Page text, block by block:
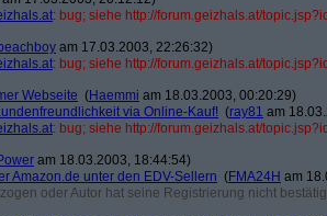
: bug; siehe http://forum.geizhals.at/
beachboy am 17.03.2003, 22:26:32)
: bug; siehe http://forum.geizhals.at/
Webseite (Haemmi am 18.03.2003, 00:20:29)
via Online-Kauf! (ray81 am
: bug; siehe http://forum.geizhals.at/
am 18.03.2003, 18:44:54)
Amazon.de unter den EDV-Sellern (FMA24H am
oder Autor hat seine Registrierung nicht